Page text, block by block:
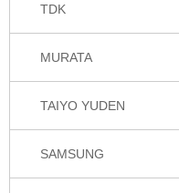
TDK
MURATA
TAIYO YUDEN
SAMSUNG